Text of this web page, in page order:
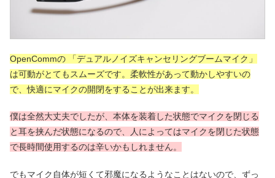
OpenCommの 「デュアルノイズキャンセリングブームマイク」
は可動がとてもスムーズです。柔軟性があって動かしやすいの
で、快適にマイクの開閉をすることが出来ます。
僕は全然大丈夫でしたが、本体を装着した状態でマイクを閉じる
と耳を挟んだ状態になるので、人によってはマイクを閉じた状態
で長時間使用するのは辛いかもしれません。
でもマイク自体が短くて邪魔になるようなことはないので、ずっ